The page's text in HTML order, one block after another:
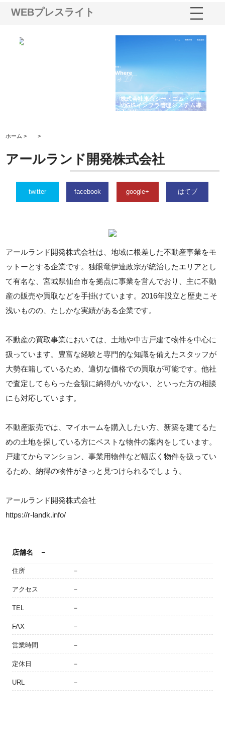
WEBプレスライト
株式会社東京シー・エム・シー
のGISインフラ管理システム導
入メリット
ホーム > >
アールランド開発株式会社
twitter facebook google+ はてブ
アールランド開発株式会社は、地域に根差した不動産事業をモ
ットーとする企業です。独眼竜伊達政宗が統治したエリアとし
て有名な、宮城県仙台市を拠点に事業を営んでおり、主に不動
産の販売や買取などを手掛けています。2016年設立と歴史こそ
浅いものの、たしかな実績がある企業です。
不動産の買取事業においては、土地や中古戸建て物件を中心に
扱っています。豊富な経験と専門的な知識を備えたスタッフが
大勢在籍しているため、適切な価格での買取が可能です。他社
で査定してもらった金額に納得がいかない、といった方の相談
にも対応しています。
不動産販売では、マイホームを購入したい方、新築を建てるた
めの土地を探している方にベストな物件の案内をしています。
戸建てからマンション、事業用物件など幅広く物件を扱ってい
るため、納得の物件がきっと見つけられるでしょう。
アールランド開発株式会社
https://r-landk.info/
店舗名 －
住所 －
アクセス －
TEL －
FAX －
営業時間 －
定休日 －
URL －